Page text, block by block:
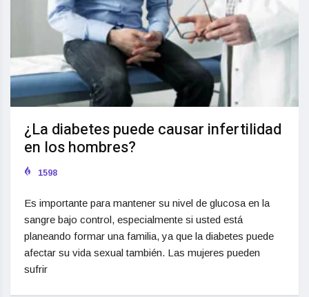
¿La diabetes puede causar infertilidad
en los hombres?
1598
Es importante para mantener su nivel de glucosa en la
sangre bajo control, especialmente si usted está
planeando formar una familia, ya que la diabetes puede
afectar su vida sexual también. Las mujeres pueden
sufrir